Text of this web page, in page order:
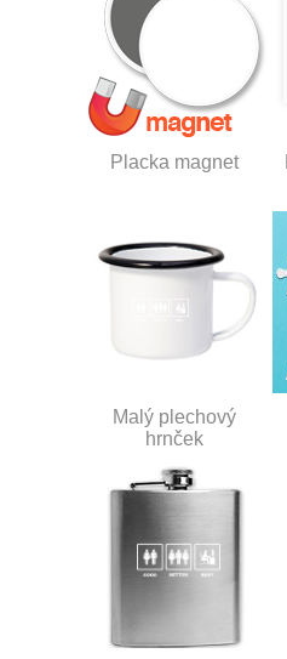
Placka magnet
Malý plechový
hrnček